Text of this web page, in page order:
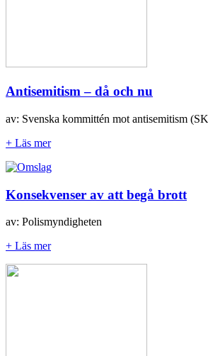
Antisemitism – då och nu
av: Svenska kommittén mot antisemitism
+ Läs mer
Konsekvenser av att begå brott
av: Polismyndigheten
+ Läs mer